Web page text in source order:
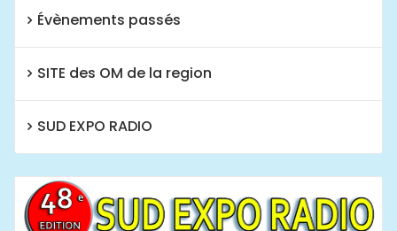
Évènements passés
SITE des OM de la region
SUD EXPO RADIO